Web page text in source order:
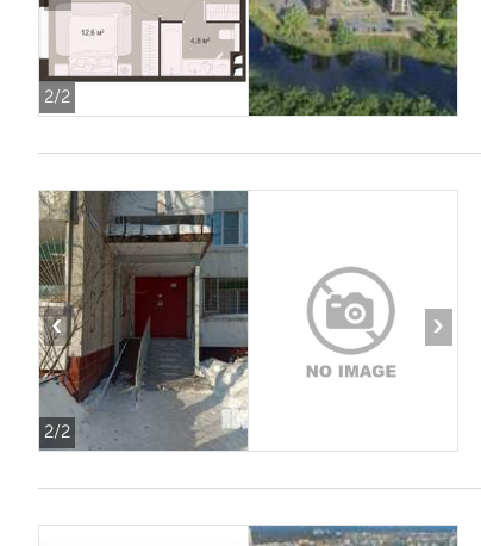
2/2
2/2
‹ ›